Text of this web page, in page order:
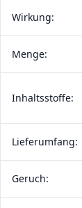
Wirkung:
Menge:
Inhaltsstoffe:
Lieferumfang:
Geruch: